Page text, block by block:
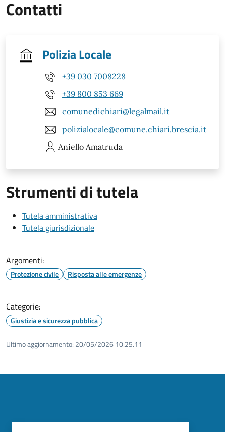
Contatti
Polizia Locale
+39 030 7008228
+39 800 853 669
comunedichiari@legalmail.it
polizialocale@comune.chiari.brescia.it
Aniello Amatruda
Strumenti di tutela
Tutela amministrativa
Tutela giurisdizionale
Argomenti:
Protezione civile Risposta alle emergenze
Categorie:
Giustizia e sicurezza pubblica
Ultimo aggiornamento: 20/05/2026 10:25.11